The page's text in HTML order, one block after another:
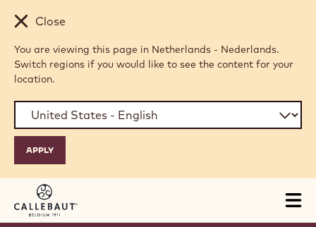
Skip to main content
Close
You are viewing this page in Netherlands - Nederlands.
Switch regions if you would like to see the content for your
location.